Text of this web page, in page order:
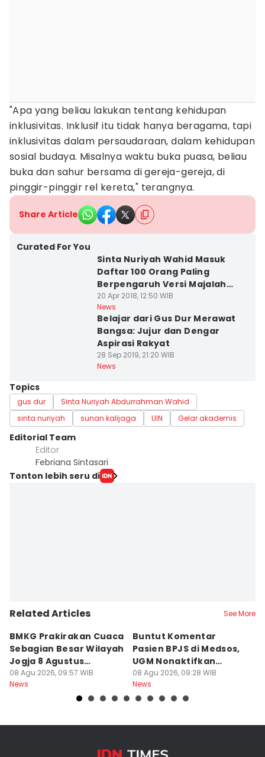
"Apa yang beliau lakukan tentang kehidupan
inklusivitas. Inklusif itu tidak hanya beragama, tapi
inklusivitas dalam persaudaraan, dalam kehidupan
sosial budaya. Misalnya waktu buka puasa, beliau
buka dan sahur bersama di gereja-gereja, di
pinggir-pinggir rel kereta," terangnya.
Share Article
Curated For You
Sinta Nuriyah Wahid Masuk
Daftar 100 Orang Paling
Berpengaruh Versi Majalah
TIME
20 Apr 2018, 12:50 WIB
News
Belajar dari Gus Dur Merawat
Bangsa: Jujur dan Dengar
Aspirasi Rakyat
28 Sep 2019, 21:20 WIB
News
Topics
gus dur
Sinta Nuriyah Abdurrahman Wahid
sinta nuriyah
sunan kalijaga UIN Gelar akademis
Editorial Team
Editor
Febriana Sintasari
Tonton lebih seru di
Related Articles See More
BMKG Prakirakan Cuaca
Sebagian Besar Wilayah
Jogja 8 Agustus
Berawan
08 Agu 2026, 09:57 WIB
News
Buntut Komentar
Pasien BPJS di Medsos,
UGM Nonaktifkan
Dokter PPDS
08 Agu 2026, 09:28 WIB
News